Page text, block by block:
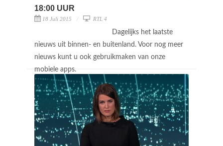
18:00 UUR
18 Juli 2015 RTL 4
Dagelijks het laatste
nieuws uit binnen- en buitenland. Voor nog meer
nieuws kunt u ook gebruikmaken van onze
mobiele apps.